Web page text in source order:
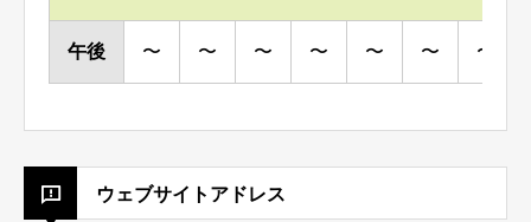
午後 〜 〜 〜 〜 〜 〜 〜
ウェブサイトアドレス